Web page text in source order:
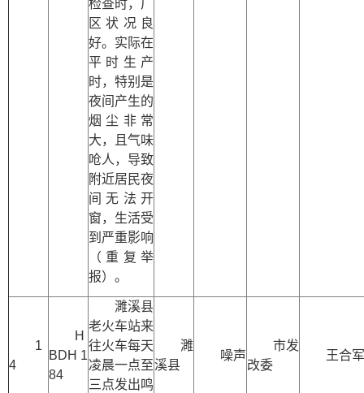
检查时，厂
区状况良
好。实际在
平时生产
时，特别是
夜间产生的
烟尘非常
大，且气味
呛人，导致
附近居民夜
间无法开
窗，生活受
到严重影响
（重复举
报）。
1
4
H
BDH 1
84
濉溪县
老火车站来
往火车每天
凌晨一点至
三点发出鸣
濉
溪县
噪声
市发
改委
王合军